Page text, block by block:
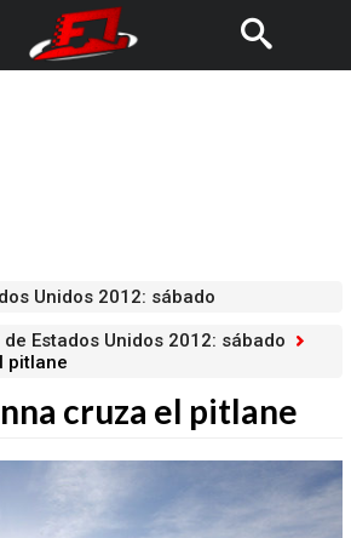
Unidos 2012: sábado
de Estados Unidos 2012: sábado
pitlane
cruza el pitlane